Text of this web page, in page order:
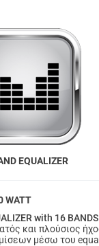
EQUALIZER
WATT
with 16 BANDS
και πλούσιος
μέσω του